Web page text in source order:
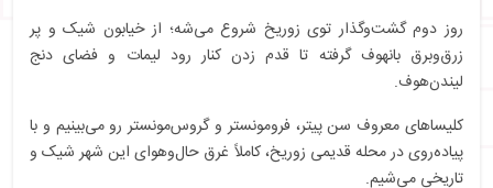
روز دوم گشت‌و‌گذار توی زوریخ شروع می‌شه؛ از خیابون شیک و پر
زرق‌وبرق بانهوف گرفته تا قدم زدن کنار رود لیمات و فضای دنج
لیندن‌هوف.
کلیساهای معروف سن پیتر، فرومونستر و گروس‌مونستر رو می‌بینیم و با
پیاده‌روی در محله قدیمی زوریخ، کاملاً غرق حال‌و‌هوای این شهر شیک و
تاریخی می‌شیم.